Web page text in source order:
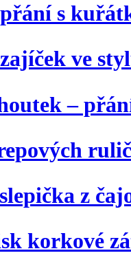
s
ve
–
z
korkové